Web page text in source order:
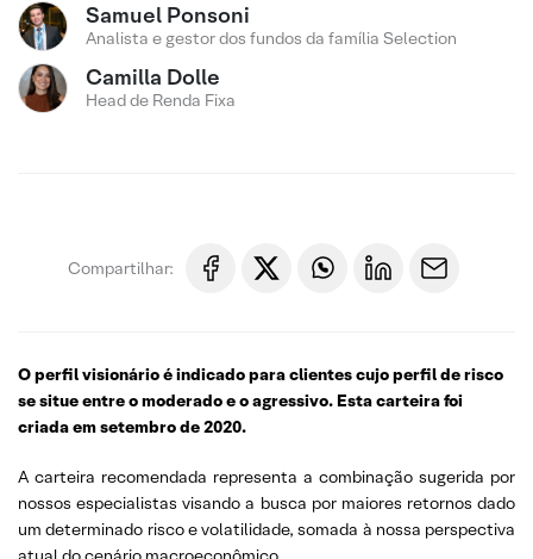
Samuel Ponsoni
Analista e gestor dos fundos da família Selection
Camilla Dolle
Head de Renda Fixa
Compartilhar:
O perfil visionário é indicado para clientes cujo perfil de risco
se situe entre o moderado e o agressivo. Esta carteira foi
criada em setembro de 2020.
A carteira recomendada representa a combinação sugerida por
nossos especialistas visando a busca por maiores retornos dado
um determinado risco e volatilidade, somada à nossa perspectiva